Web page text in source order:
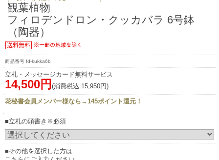
観葉植物
フィロデンドロン・クッカバラ 6号鉢
（陶器）
fd-kukka6b
立札・メッセージカード無料サービス
14,500円 (消費税込:15,950円)
花秘書会員メンバー様なら→145ポイント還元！
■立札の頭書き※必須
■その他を選択した方は